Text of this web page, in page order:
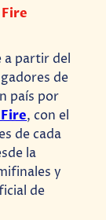
a partir del
de
país por
, con el
de cada
la
y
de